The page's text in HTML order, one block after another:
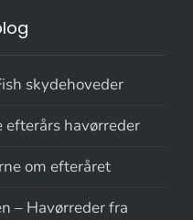
skydehoveder
efterårs havørreder
om efteråret
– Havørreder fra